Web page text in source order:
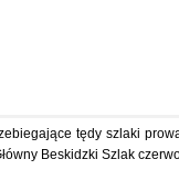
tędy szlaki
Beskidzki Szlak